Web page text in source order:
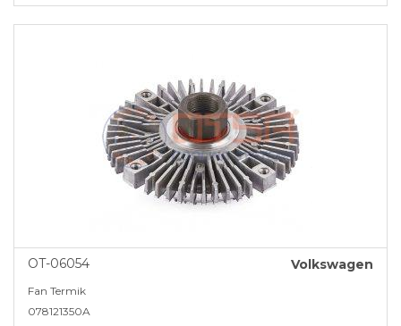
OT-06054 Volkswagen
Fan Termik
078121350A